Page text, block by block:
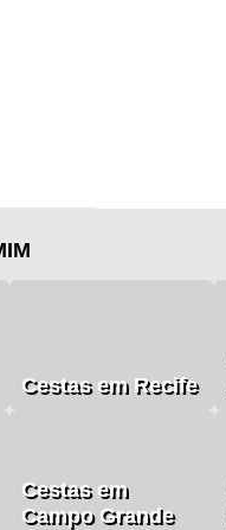
Cestas em Recife
Cestas em
Campo Grande